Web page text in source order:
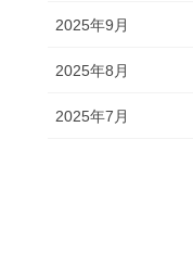
2025年9月
2025年8月
2025年7月